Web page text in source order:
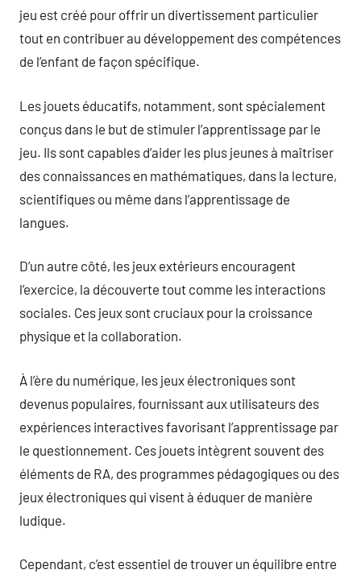
jeu est créé pour offrir un divertissement particulier
tout en contribuer au développement des compétences
de l’enfant de façon spécifique.
Les jouets éducatifs, notamment, sont spécialement
conçus dans le but de stimuler l’apprentissage par le
jeu. Ils sont capables d’aider les plus jeunes à maîtriser
des connaissances en mathématiques, dans la lecture,
scientifiques ou même dans l’apprentissage de
langues.
D’un autre côté, les jeux extérieurs encouragent
l’exercice, la découverte tout comme les interactions
sociales. Ces jeux sont cruciaux pour la croissance
physique et la collaboration.
À l’ère du numérique, les jeux électroniques sont
devenus populaires, fournissant aux utilisateurs des
expériences interactives favorisant l’apprentissage par
le questionnement. Ces jouets intègrent souvent des
éléments de RA, des programmes pédagogiques ou des
jeux électroniques qui visent à éduquer de manière
ludique.
Cependant, c’est essentiel de trouver un équilibre entre